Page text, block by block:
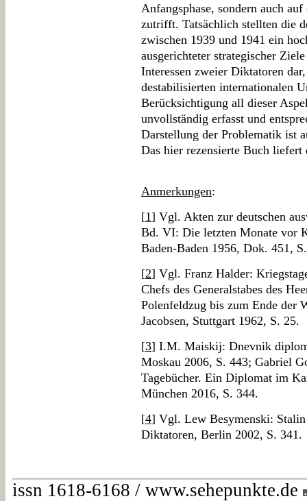
Anfangsphase, sondern auch
zutrifft. Tatsächlich stellten die
zwischen 1939 und 1941 ein
ausgerichteter strategischer
Interessen zweier Diktatoren
destabilisierten internationalen
Berücksichtigung all dieser
unvollständig erfasst und
Darstellung der Problematik ist
Das hier rezensierte Buch
Anmerkungen:
[1] Vgl. Akten zur deutschen
Bd. VI: Die letzten Monate vor
Baden-Baden 1956, Dok. 451,
[2] Vgl. Franz Halder:
Chefs des Generalstabes des
Polenfeldzug bis zum Ende der
Jacobsen, Stuttgart 1962, S. 25.
[3] I.M. Maiskij: Dnevnik
Moskau 2006, S. 443; Gabriel
Tagebücher. Ein Diplomat im
München 2016, S. 344.
[4] Vgl. Lew Besymenski:
Diktatoren, Berlin 2002, S. 341.
issn 1618-6168 / www.sehepunkte.de